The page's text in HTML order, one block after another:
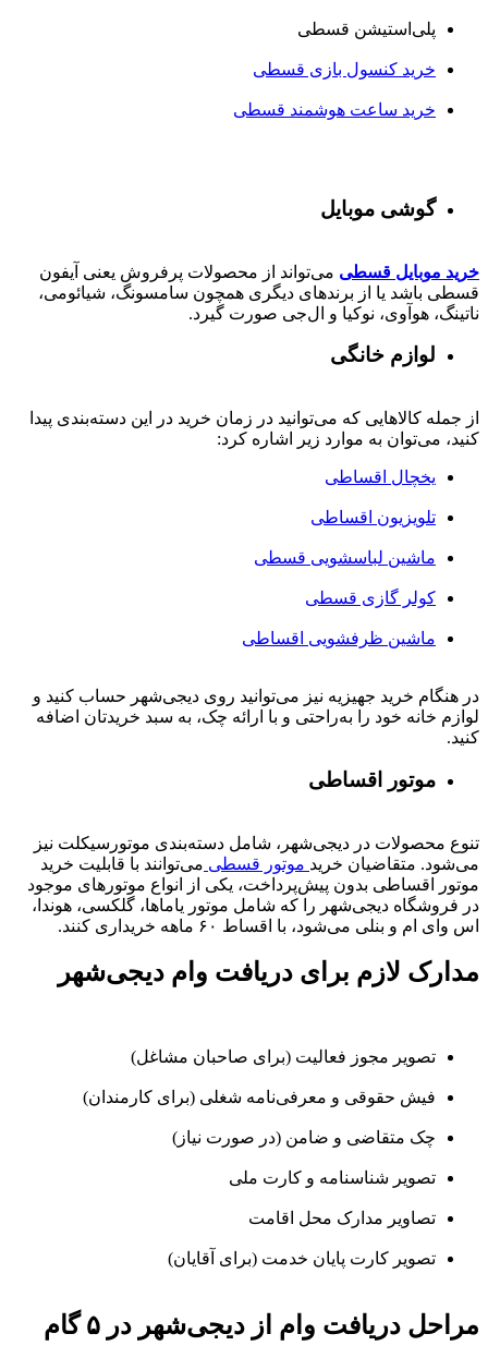
پلی‌استیشن قسطی
خرید کنسول بازی قسطی
خرید ساعت هوشمند قسطی
گوشی موبایل
خرید موبایل قسطی می‌تواند از محصولات پرفروش یعنی آیفون
قسطی باشد یا از برندهای دیگری همچون سامسونگ، شیائومی،
ناتینگ، هوآوی، نوکیا و ال‌جی صورت گیرد.
لوازم خانگی
از جمله کالاهایی که می‌توانید در زمان خرید در این دسته‌بندی پیدا
کنید، می‌توان به موارد زیر اشاره کرد:
یخچال اقساطی
تلویزیون اقساطی
ماشین لباسشویی قسطی
کولر گازی قسطی
ماشین ظرفشویی اقساطی
در هنگام خرید جهیزیه نیز می‌توانید روی دیجی‌شهر حساب کنید و
لوازم خانه خود را به‌راحتی و با ارائه چک، به سبد خریدتان اضافه
کنید.
موتور اقساطی
تنوع محصولات در دیجی‌شهر، شامل دسته‌بندی موتورسیکلت نیز
می‌شود. متقاضیان خرید موتور قسطی می‌توانند با قابلیت خرید
موتور اقساطی بدون پیش‌پرداخت، یکی از انواع موتورهای موجود
در فروشگاه دیجی‌شهر را که شامل موتور یاماها، گلکسی، هوندا،
اس وای ام و بنلی می‌شود، با اقساط ۶۰ ماهه خریداری کنند.
مدارک لازم برای دریافت وام دیجی‌شهر
تصویر مجوز فعالیت (برای صاحبان مشاغل)
فیش حقوقی و معرفی‌نامه شغلی (برای کارمندان)
چک متقاضی و ضامن (در صورت نیاز)
تصویر شناسنامه و کارت ملی
تصاویر مدارک محل اقامت
تصویر کارت پایان خدمت (برای آقایان)
مراحل دریافت وام از دیجی‌شهر در ۵ گام